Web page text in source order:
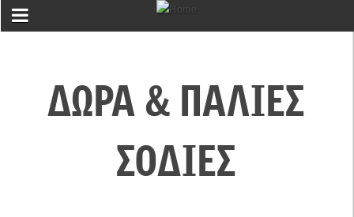
ΔΩΡΑ & ΠΑΛΙΕΣ
ΣΟΔΙΕΣ